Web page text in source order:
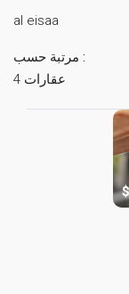
al eisaa
4 عقارات
مرتبة حسب :